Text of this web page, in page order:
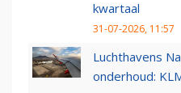
kwartaal
31-07-2026, 11:57
Luchthavens
onderhoud: